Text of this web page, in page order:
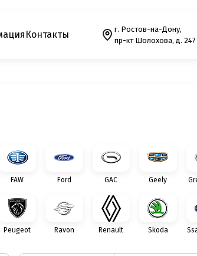
Контакты
г. Ростов-на-Дону,
пр-кт Шолохова, д. 247
FAW Ford GAC Geely
Peugeot Ravon Renault Skoda